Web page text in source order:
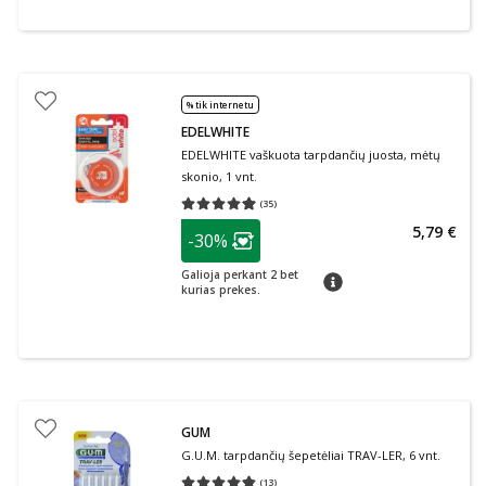
% tik internetu
EDELWHITE
EDELWHITE vaškuota tarpdančių juosta, mėtų
skonio, 1 vnt.
(35)
Vidutinis įvertinimas 4.94
patarimas
Lojalumo klubo narių nuolaida
-30%
Galioja perkant 2 bet
kurias prekes.
patarimas
5,79 €
GUM
G.U.M. tarpdančių šepetėliai TRAV-LER, 6 vnt.
(13)